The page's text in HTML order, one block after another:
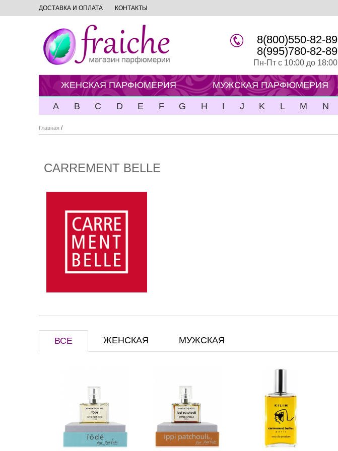
ДОСТАВКА И ОПЛАТА КОНТАКТЫ
8(800)550-82-89
8(995)780-82-89
Пн-Пт с 10:00 до 18:00
ЖЕНСКАЯ ПАРФЮМЕРИЯ МУЖСКАЯ ПАРФЮМЕРИЯ
A B C D E F G H I J K L M N
Главная /
CARREMENT BELLE
ВСЕ ЖЕНСКАЯ МУЖСКАЯ